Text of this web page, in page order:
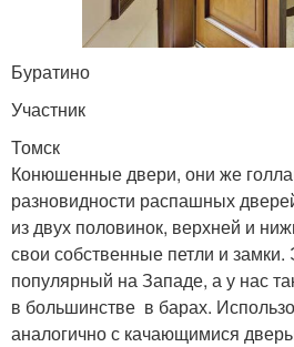
Буратино
Участник
Томск
Конюшенные двери, они же
разновидности распашных
из двух половинок, верхней и
свои собственные петли и замки.
популярный на Западе, а у нас
в большинстве в барах.
аналогично с качающимися